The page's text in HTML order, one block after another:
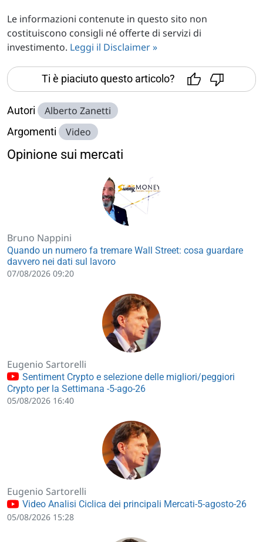
Le informazioni contenute in questo sito non
costituiscono consigli né offerte di servizi di
investimento. Leggi il Disclaimer »
Ti è piaciuto questo articolo?
Autori Alberto Zanetti
Argomenti Video
Opinione sui mercati
Bruno Nappini
Quando un numero fa tremare Wall Street: cosa guardare
davvero nei dati sul lavoro
07/08/2026 09:20
Eugenio Sartorelli
Sentiment Crypto e selezione delle migliori/peggiori
Crypto per la Settimana -5-ago-26
05/08/2026 16:40
Eugenio Sartorelli
Video Analisi Ciclica dei principali Mercati-5-agosto-26
05/08/2026 15:28